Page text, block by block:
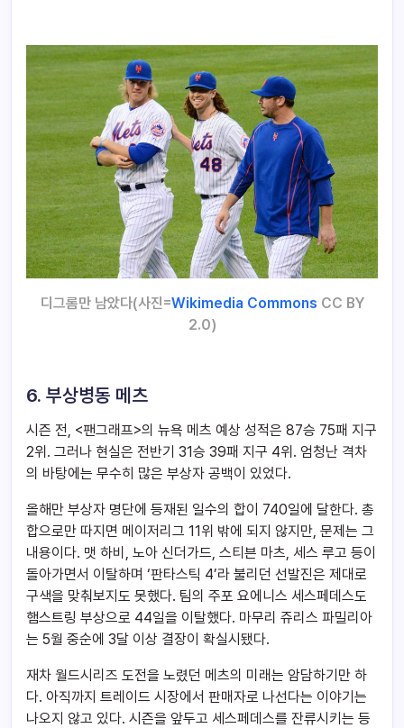
디그롬만 남았다(사진=Wikimedia Commons CC BY
2.0)
6. 부상병동 메츠
시즌 전, <팬그래프>의 뉴욕 메츠 예상 성적은 87승 75패 지구
2위. 그러나 현실은 전반기 31승 39패 지구 4위. 엄청난 격차
의 바탕에는 무수히 많은 부상자 공백이 있었다.
올해만 부상자 명단에 등재된 일수의 합이 740일에 달한다. 총
합으로만 따지면 메이저리그 11위 밖에 되지 않지만, 문제는 그
내용이다. 맷 하비, 노아 신더가드, 스티븐 마츠, 세스 루고 등이
돌아가면서 이탈하며 ‘판타스틱 4’라 불리던 선발진은 제대로
구색을 맞춰보지도 못했다. 팀의 주포 요에니스 세스페데스도
햄스트링 부상으로 44일을 이탈했다. 마무리 쥬리스 파밀리아
는 5월 중순에 3달 이상 결장이 확실시됐다.
재차 월드시리즈 도전을 노렸던 메츠의 미래는 암담하기만 하
다. 아직까지 트레이드 시장에서 판매자로 나선다는 이야기는
나오지 않고 있다. 시즌을 앞두고 세스페데스를 잔류시키는 등